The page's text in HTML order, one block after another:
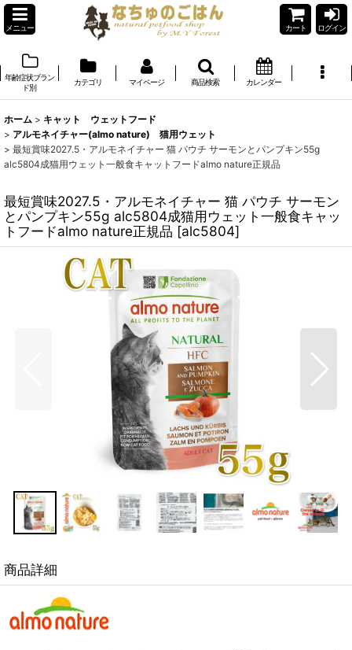
メニュー カート ログイン
年齢症状ブラン
ド別
カテゴリ マイページ 商品検索 カレンダー
ホーム > キャット ウェットフード
> アルモネイチャー(almo nature) 猫用ウェット
> 最短賞味2027.5・アルモネイチャー 猫 パウチ サーモンとパンプキン55g
alc5804成猫用ウェット一般食キャットフードalmo nature正規品
最短賞味2027.5・アルモネイチャー 猫 パウチ サーモン
とパンプキン55g alc5804成猫用ウェット一般食キャッ
トフードalmo nature正規品 [alc5804]
商品詳細